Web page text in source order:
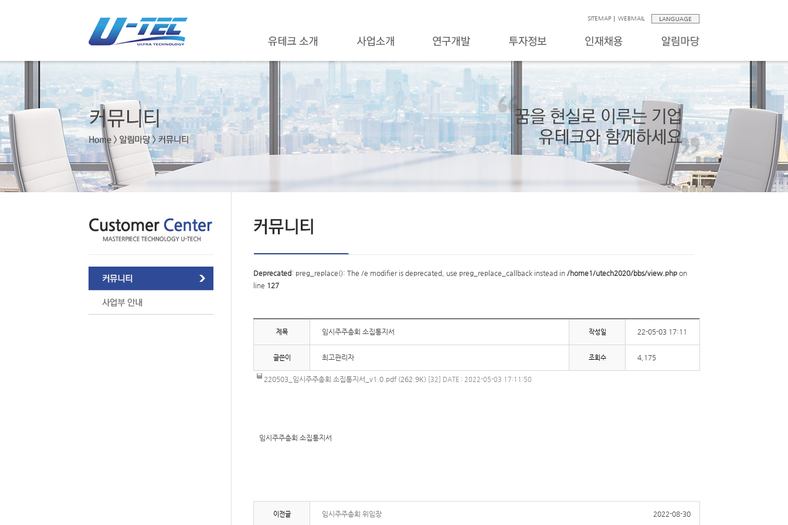
SITEMAP WEBMAIL
Deprecated: preg_replace(): The /e modifier is deprecated, use preg_replace_callback instead in /home1/utech2020/bbs/view.php on
line 127
제목 임시주주총회 소집통지서 작성일 22-05-03 17:11
글쓴이 최고관리자 조회수 4,175
220503_임시주주총회 소집통지서_v1.0.pdf (262.9K) [32] DATE : 2022-05-03 17:11:50
임시주주총회 소집통지서
이전글 임시주주총회 위임장 2022-08-30